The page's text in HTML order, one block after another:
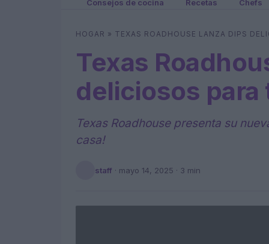
Consejos de cocina Recetas Chefs
HOGAR » TEXAS ROADHOUSE LANZA DIPS
Texas
deliciosos para
Texas Roadhouse presenta su
casa!
staff · mayo 14, 2025 · 3 min